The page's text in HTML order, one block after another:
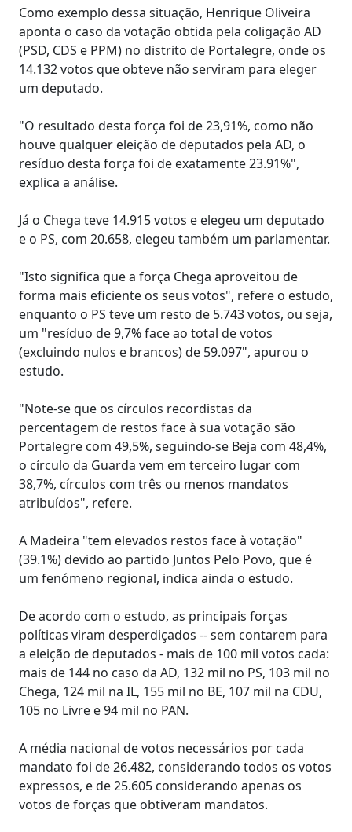
Como exemplo dessa situação, Henrique Oliveira
aponta o caso da votação obtida pela coligação AD
(PSD, CDS e PPM) no distrito de Portalegre, onde os
14.132 votos que obteve não serviram para eleger
um deputado.
"O resultado desta força foi de 23,91%, como não
houve qualquer eleição de deputados pela AD, o
resíduo desta força foi de exatamente 23.91%",
explica a análise.
Já o Chega teve 14.915 votos e elegeu um deputado
e o PS, com 20.658, elegeu também um parlamentar.
"Isto significa que a força Chega aproveitou de
forma mais eficiente os seus votos", refere o estudo,
enquanto o PS teve um resto de 5.743 votos, ou seja,
um "resíduo de 9,7% face ao total de votos
(excluindo nulos e brancos) de 59.097", apurou o
estudo.
"Note-se que os círculos recordistas da
percentagem de restos face à sua votação são
Portalegre com 49,5%, seguindo-se Beja com 48,4%,
o círculo da Guarda vem em terceiro lugar com
38,7%, círculos com três ou menos mandatos
atribuídos", refere.
A Madeira "tem elevados restos face à votação"
(39.1%) devido ao partido Juntos Pelo Povo, que é
um fenómeno regional, indica ainda o estudo.
De acordo com o estudo, as principais forças
políticas viram desperdiçados -- sem contarem para
a eleição de deputados - mais de 100 mil votos cada:
mais de 144 no caso da AD, 132 mil no PS, 103 mil no
Chega, 124 mil na IL, 155 mil no BE, 107 mil na CDU,
105 no Livre e 94 mil no PAN.
A média nacional de votos necessários por cada
mandato foi de 26.482, considerando todos os votos
expressos, e de 25.605 considerando apenas os
votos de forças que obtiveram mandatos.